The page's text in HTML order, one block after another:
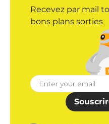
Recevez par mail
bons plans sorties